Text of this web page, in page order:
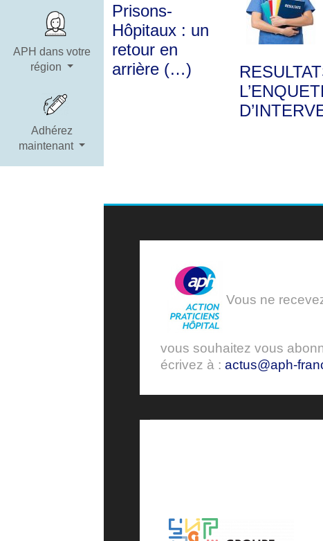
APH dans votre
région
Adhérez
maintenant
Prisons-
Hôpitaux : un
retour en
arrière (…)
Vous ne
vous souhaitez vous
écrivez à : actus@aph-